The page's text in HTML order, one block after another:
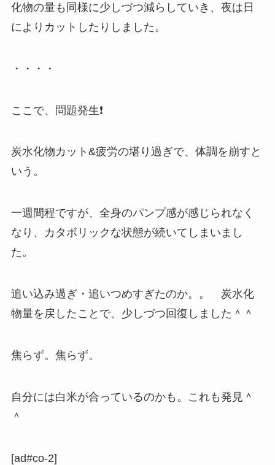
化物の量も同様に少しづつ減らしていき、夜は日
によりカットしたりしました。
・・・・
ここで、問題発生❗️
炭水化物カット&疲労の堪り過ぎで、体調を崩すと
いう。
一週間程ですが、全身のパンプ感が感じられなく
なり、カタボリックな状態が続いてしまいまし
た。
追い込み過ぎ・追いつめすぎたのか。。 炭水化
物量を戻したことで、少しづつ回復しました＾＾
焦らず。焦らず。
自分には白米が合っているのかも。これも発見＾
＾
[ad#co-2]